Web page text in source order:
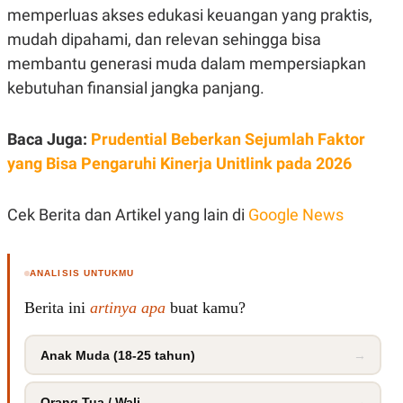
A
T
D
A
A
G
E
S
N
T
A
V
P
S
U
JARINGAN
K
A
P
E
R
E
memperluas akses edukasi keuangan yang praktis,
mudah dipahami, dan relevan sehingga bisa
membantu generasi muda dalam mempersiapkan
kebutuhan finansial jangka panjang.
Baca Juga: Prudential Beberkan Sejumlah Faktor
yang Bisa Pengaruhi Kinerja Unitlink pada 2026
Cek Berita dan Artikel yang lain di Google News
ANALISIS UNTUKMU
Berita ini artinya apa buat kamu?
Anak Muda (18-25 tahun) →